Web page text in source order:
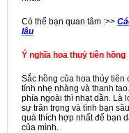
Có thể bạn quan tâm :>>
lâu
Ý nghĩa hoa thuỷ tiên hồng
Sắc hồng của hoa thủy tiên
tính nhẹ nhàng và thanh
phía ngoài thì nhạt dần. Là
sự trân trọng và tình bạn
quà thích hợp nhất để bạn
của mình.